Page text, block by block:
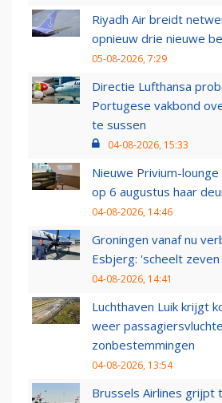
Riyadh Air breidt
opnieuw drie nieuwe
05-08-2026, 7:29
Directie Lufthansa
Portugese vakbond
te sussen
04-08-2026, 15:33
Nieuwe Privium-
op 6 augustus haar
04-08-2026, 14:46
Groningen vanaf nu
Esbjerg: 'scheelt
04-08-2026, 14:41
Luchthaven Luik krijgt
weer
zonbestemmingen
04-08-2026, 13:54
Brussels Airlines grijpt